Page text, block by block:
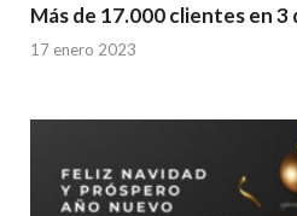
Más de 17.000 clientes en 3
17 enero 2023